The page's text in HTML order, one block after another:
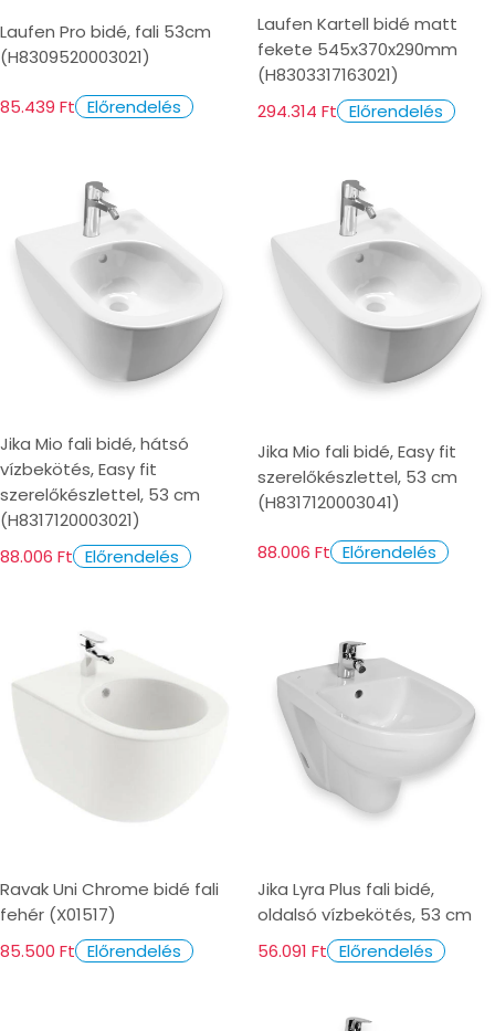
Laufen Pro bidé, fali 53cm
(H8309520003021)
85.439 Ft Előrendelés
Laufen Kartell bidé matt
fekete 545x370x290mm
(H8303317163021)
294.314 Ft Előrendelés
Jika Mio fali bidé, hátsó
vízbekötés, Easy fit
szerelőkészlettel, 53 cm
(H8317120003021)
88.006 Ft Előrendelés
Jika Mio fali bidé, Easy fit
szerelőkészlettel, 53 cm
(H8317120003041)
88.006 Ft Előrendelés
Ravak Uni Chrome bidé fali
fehér (X01517)
85.500 Ft Előrendelés
Jika Lyra Plus fali bidé,
oldalsó vízbekötés, 53 cm
56.091 Ft Előrendelés